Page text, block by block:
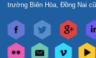
trường Biên Hòa, Đồng Nai